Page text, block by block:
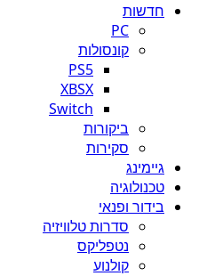
חדשות
PC
קונסולות
PS5
XBSX
Switch
ביקורות
סקירות
גיימינג
טכנולוגיה
בידור ופנאי
סדרות טלוויזיה
נטפליקס
קולנוע